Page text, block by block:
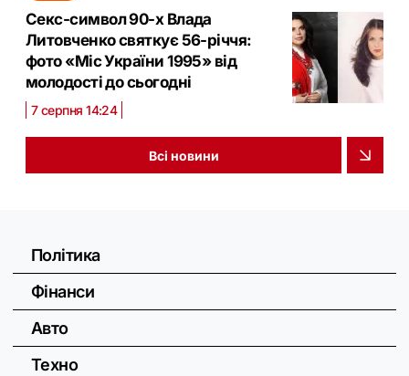
Секс-символ 90-х Влада
Литовченко святкує 56-річчя:
фото «Міс України 1995» від
молодості до сьогодні
7 серпня 14:24
Всі новини
Політика
Фінанси
Авто
Техно